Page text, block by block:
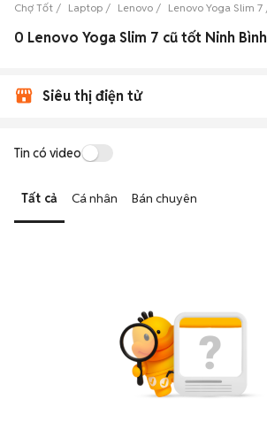
Chợ Tốt Laptop Lenovo Lenovo Yoga Slim 7
0 Lenovo Yoga Slim 7 cũ tốt Ninh Bình
Siêu thị điện tử
Tin có video
Tất cả Cá nhân Bán chuyên